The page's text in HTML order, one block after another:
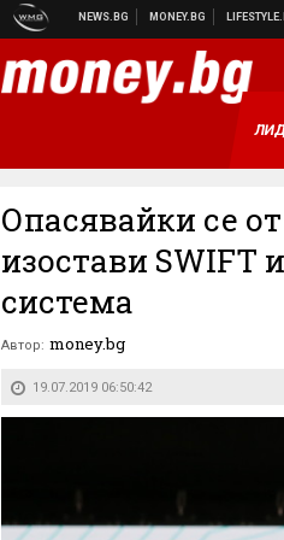
Опасявайки се
изостави SWIFT
система
Автор: money.bg
19.07.2019 06:50:42